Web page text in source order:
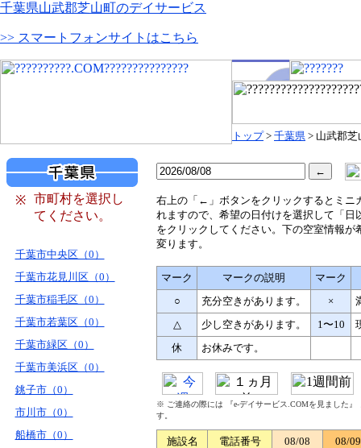
千葉県山武郡芝山町のデイサービス
>> スマートフォンサイトはこちら
トップ> 千葉県 > 山武郡芝
※
市町村を選択し
てください。
千葉市中央区（0）
千葉市花見川区（0）
千葉市稲毛区（0）
千葉市若葉区（0）
千葉市緑区（0）
千葉市美浜区（0）
銚子市（0）
市川市（0）
船橋市（0）
右上の「←」ボタンをクリックするとミニ
れますので、希望の日付けを選択して「日
をクリックしてください。下の空室情報が
変ります。
マーク マークの説明
マーク
○
充分空きがあります。 ×
△
少し空きがあります。 1〜10
休
お休みです。
※ ご連絡の際には 『e-デイサービス.COMを見ました
す。
施設名 電話番号 08/08
08/09